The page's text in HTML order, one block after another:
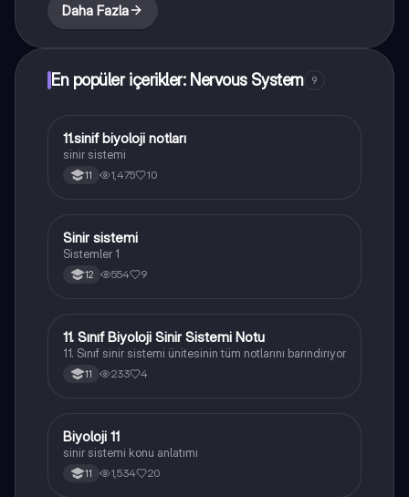
Daha Fazla
En popüler içerikler: Nervous System 9
Biyoloji
11.sinif biyoloji notları
sinir sistemi
11 1,475 10
Biyoloji
Sinir sistemi
Sistemler 1
12 554 9
Biyoloji
11. Sınıf Biyoloji Sinir Sistemi Notu
11. Sınıf sinir sistemi ünitesinin tüm notlarını barındırıyor
11 233 4
Biyoloji
Biyoloji 11
sinir sistemi konu anlatımı
11 1,534 20